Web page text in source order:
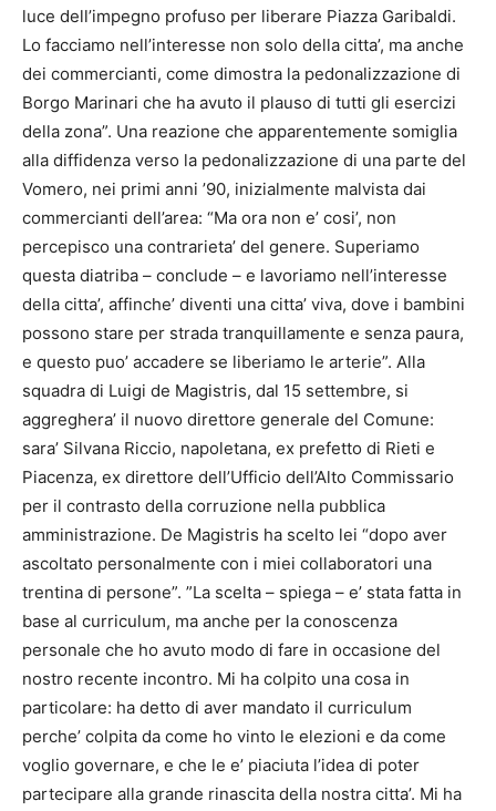
luce dell’impegno profuso per liberare Piazza Garibaldi.
Lo facciamo nell’interesse non solo della citta’, ma anche
dei commercianti, come dimostra la pedonalizzazione di
Borgo Marinari che ha avuto il plauso di tutti gli esercizi
della zona”. Una reazione che apparentemente somiglia
alla diffidenza verso la pedonalizzazione di una parte del
Vomero, nei primi anni ’90, inizialmente malvista dai
commercianti dell’area: “Ma ora non e’ cosi’, non
percepisco una contrarieta’ del genere. Superiamo
questa diatriba – conclude – e lavoriamo nell’interesse
della citta’, affinche’ diventi una citta’ viva, dove i bambini
possono stare per strada tranquillamente e senza paura,
e questo puo’ accadere se liberiamo le arterie”. Alla
squadra di Luigi de Magistris, dal 15 settembre, si
aggreghera’ il nuovo direttore generale del Comune:
sara’ Silvana Riccio, napoletana, ex prefetto di Rieti e
Piacenza, ex direttore dell’Ufficio dell’Alto Commissario
per il contrasto della corruzione nella pubblica
amministrazione. De Magistris ha scelto lei “dopo aver
ascoltato personalmente con i miei collaboratori una
trentina di persone”. ”La scelta – spiega – e’ stata fatta in
base al curriculum, ma anche per la conoscenza
personale che ho avuto modo di fare in occasione del
nostro recente incontro. Mi ha colpito una cosa in
particolare: ha detto di aver mandato il curriculum
perche’ colpita da come ho vinto le elezioni e da come
voglio governare, e che le e’ piaciuta l’idea di poter
partecipare alla grande rinascita della nostra citta’. Mi ha